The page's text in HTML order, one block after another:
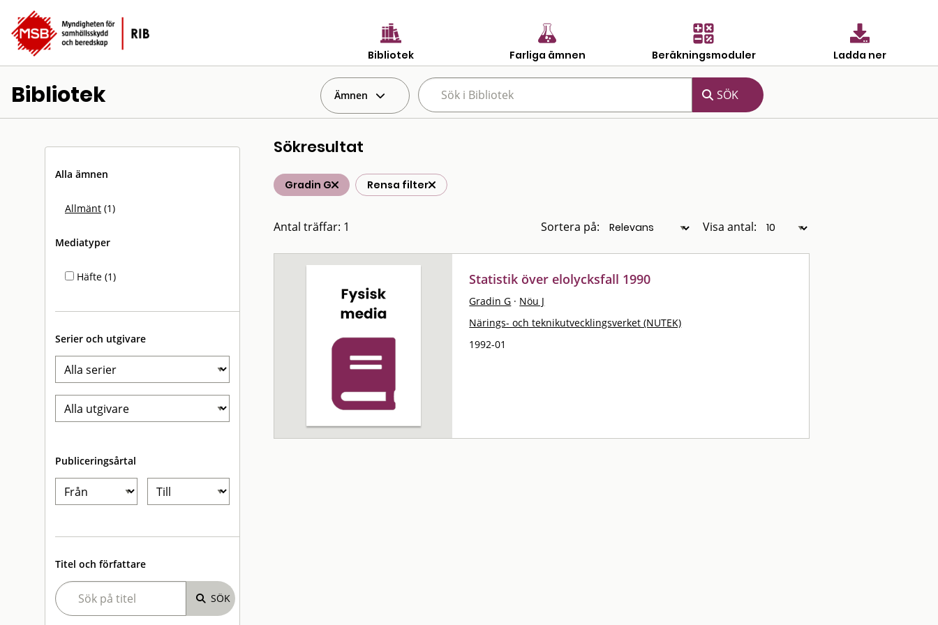
Bibliotek Farliga ämnen Beräkningsmoduler Ladda ner
Bibliotek Ämnen
Alla ämnen
Allmänt (1)
Mediatyper
Häfte (1)
Serier och utgivare
Publiceringsårtal
Titel och författare
Sökresultat
Gradin G Rensa filter
Antal träffar: 1 Sortera på: Visa antal:
Statistik över elolycksfall 1990
Gradin G · Nöu J
Närings- och teknikutvecklingsverket (NUTEK)
1992-01